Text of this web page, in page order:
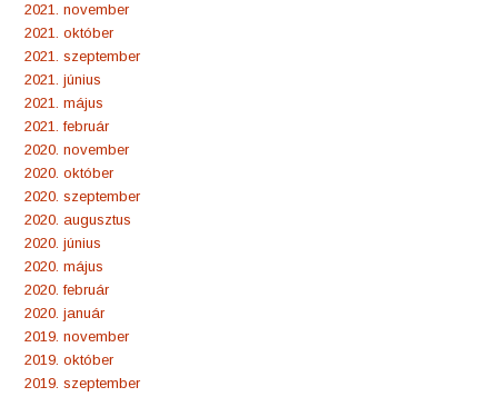
2021. november
2021. október
2021. szeptember
2021. június
2021. május
2021. február
2020. november
2020. október
2020. szeptember
2020. augusztus
2020. június
2020. május
2020. február
2020. január
2019. november
2019. október
2019. szeptember